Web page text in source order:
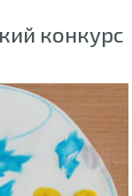
конкурс